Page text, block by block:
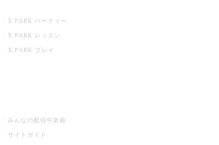
X PARK パーティー
X PARK レッスン
X PARK プレイ
みんなの配信中楽曲
サイトガイド